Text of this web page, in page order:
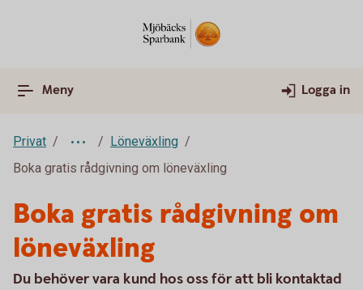
Meny Logga in
Privat
Löneväxling
Boka gratis rådgivning om löneväxling
Boka gratis rådgivning om
löneväxling
Du behöver vara kund hos oss för att bli kontaktad